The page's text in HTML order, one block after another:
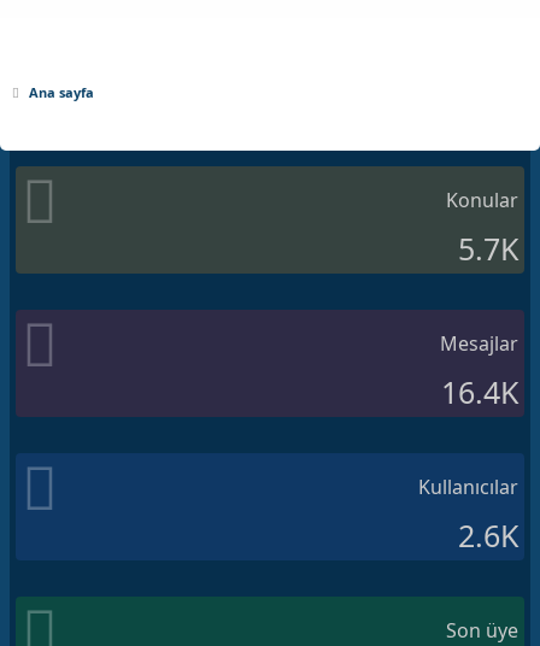
Ana sayfa
Konular
5.7K
Mesajlar
16.4K
Kullanıcılar
2.6K
Son üye